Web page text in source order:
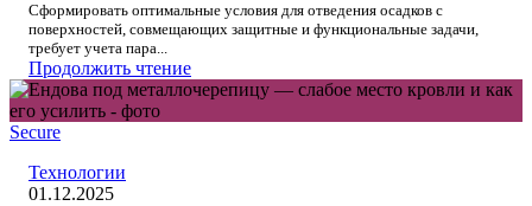
Сформировать оптимальные условия для отведения осадков с
поверхностей, совмещающих защитные и функциональные задачи,
требует учета пара...
Продолжить чтение
Secure
Технологии
01.12.2025